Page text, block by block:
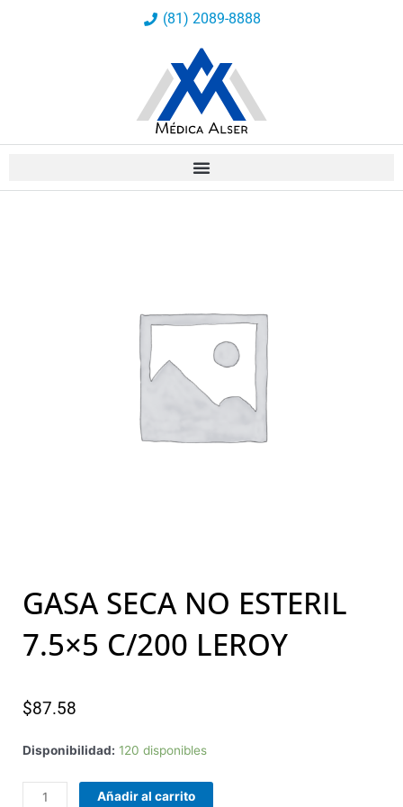
(81) 2089-8888
GASA SECA NO ESTERIL
7.5×5 C/200 LEROY
$87.58
Disponibilidad: 120 disponibles
GASA
Añadir al carrito